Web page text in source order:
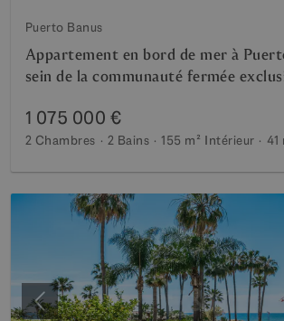
Puerto Banus
Appartement en bord de mer à
sein de la communauté fermée
1 075 000 €
2 Chambres 2 Bains 155 m² Intérieur 41
Précédent